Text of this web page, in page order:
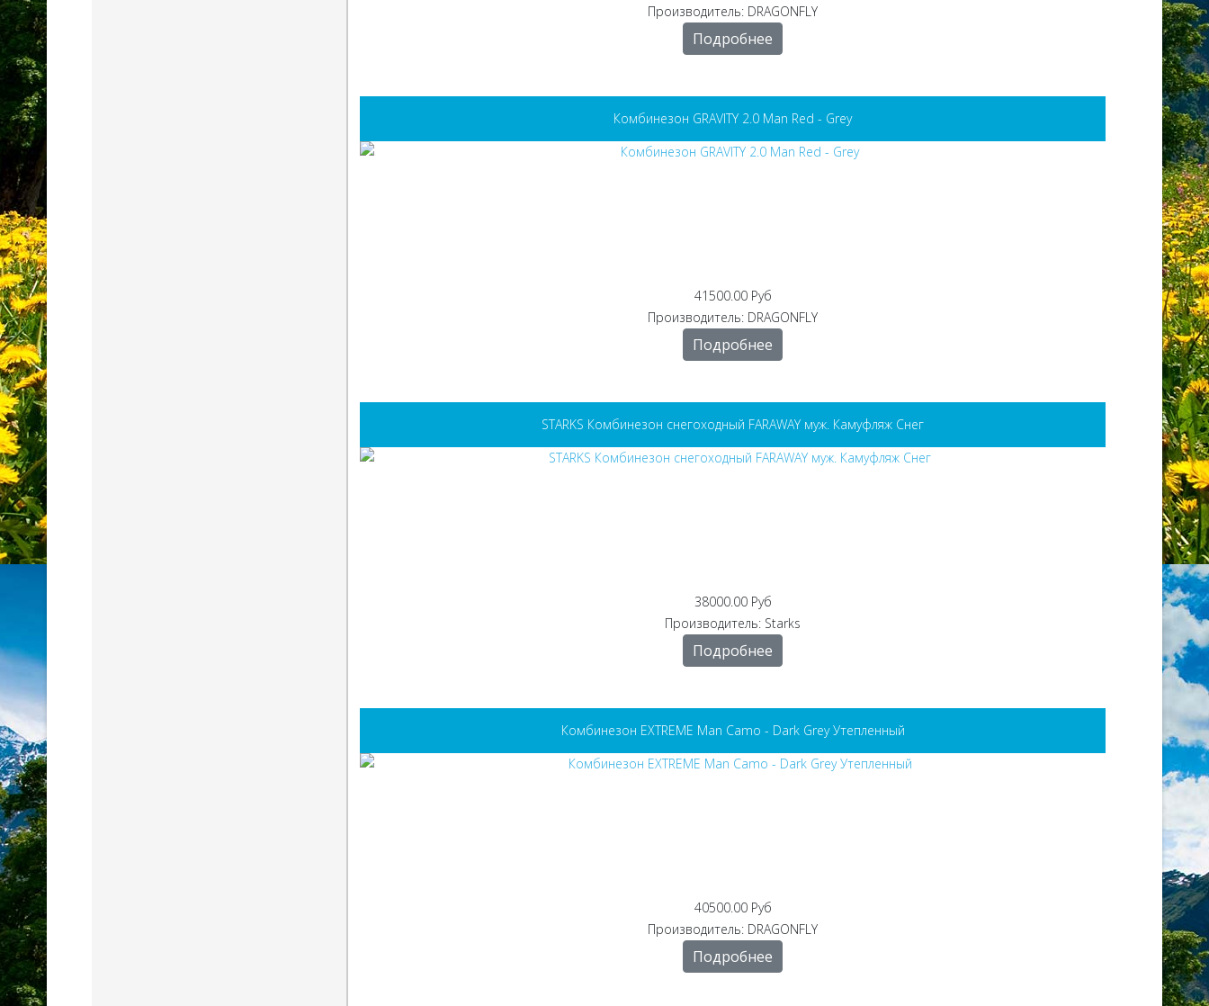
Производитель: DRAGONFLY
Подробнее
Комбинезон GRAVITY 2.0 Man Red - Grey
41500.00 Руб
Производитель: DRAGONFLY
Подробнее
STARKS Комбинезон снегоходный FARAWAY муж. Камуфляж Снег
38000.00 Руб
Производитель: Starks
Подробнее
Комбинезон EXTREME Man Camo - Dark Grey Утепленный
40500.00 Руб
Производитель: DRAGONFLY
Подробнее